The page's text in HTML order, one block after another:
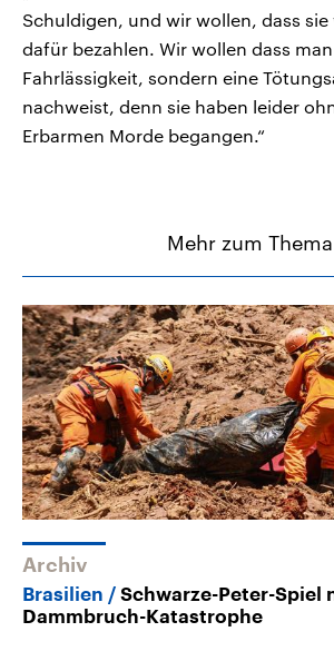
Schuldigen, und wir wollen, dass sie
dafür bezahlen. Wir wollen dass
Fahrlässigkeit, sondern eine
nachweist, denn sie haben leider
Erbarmen Morde begangen.“
Mehr zum Thema
Archiv
Brasilien
Schwarze-Peter-Spiel
Dammbruch-Katastrophe